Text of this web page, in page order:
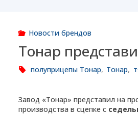
Новости брендов
Тонар
полуприцепы Тонар, Тонар,
Завод «Тонар» представил на
производства в сцепке с